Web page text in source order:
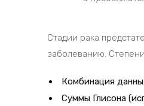
Стадии рака
заболеванию.
Комбинация
Суммы Глисона